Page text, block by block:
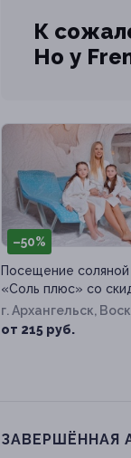
К
Но у
–50%
Посещение
«Соль плюс» со
г. Архангельск,
ул, д. 93, к. 1
от 215 руб.
ЗАВЕРШЁННАЯ